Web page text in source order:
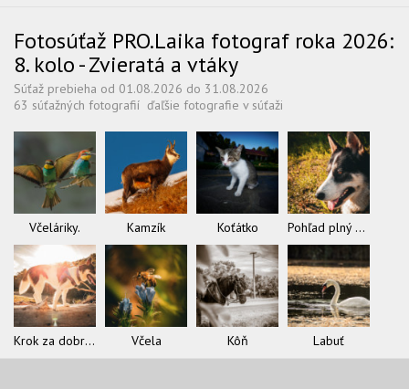
Fotosúťaž PRO.Laika fotograf roka 2026:
8. kolo - Zvieratá a vtáky
Súťaž prebieha od 01.08.2026 do 31.08.2026
63 súťažných fotografií ďaľšie fotografie v súťaži
Včeláriky. Kamzík Koťátko Pohľad plný slobody
Krok za dobrodružstvom Včela Kôň Labuť